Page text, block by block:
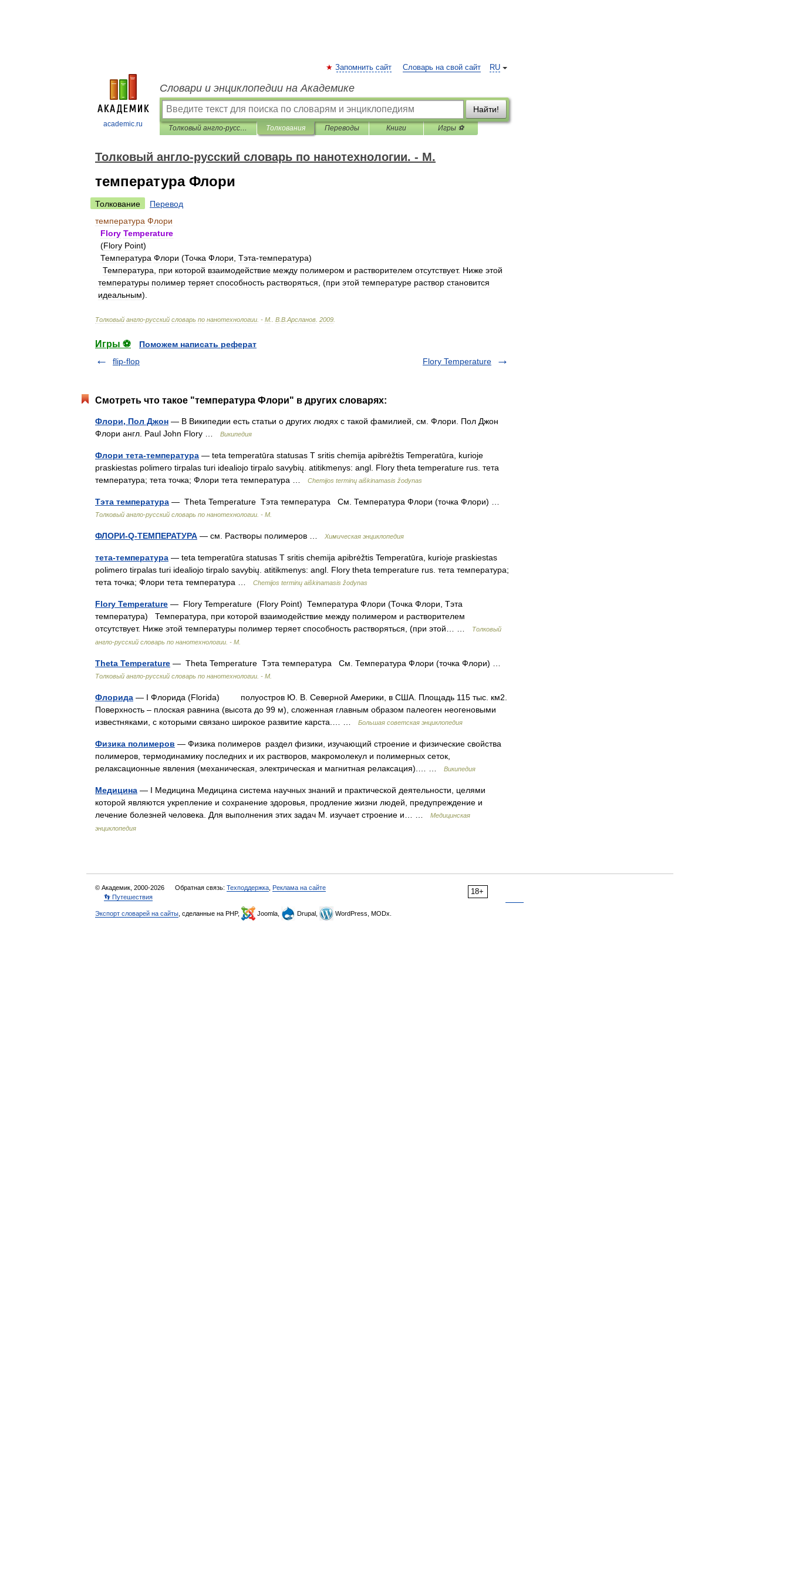
academic.ru
RU
Запомнить сайт Словарь на свой сайт
Словари и энциклопедии на Академике
Найти!
Толковый англо-русский словарь по нанотехнологии. - М. Толкования Переводы Книги Игры ⚽
Толковый англо-русский словарь по нанотехнологии. - М.
температура Флори
Толкование
Перевод
температура Флори
Flory Temperature
(Flory Point)
Температура Флори (Точка Флори Тэта-температура)
Температура
при которой взаимодействие между полимером и растворителем отсутствует. Ниже этой
температуры полимер теряет способность растворяться , (при этой температуре раствор становится
идеальным).
Толковый англо-русский словарь по нанотехнологии . - М В В Арсланов 2009
Игры ⚽
Поможем написать реферат
flip-flop
Flory Temperature
Смотреть что такое "температура Флори" в других словарях:
Флори, Пол Джон — В Википедии есть статьи о других людях с такой фамилией, см. Флори. Пол Джон
Флори англ. Paul John Flory …
Википедия
Флори тета-температура — teta temperatūra statusas T sritis chemija apibrėžtis Temperatūra, kurioje
praskiestas polimero tirpalas turi idealiojo tirpalo savybių. atitikmenys: angl. Flory theta temperature rus. тета
температура; тета точка; Флори тета температура …
Chemijos terminų aiškinamasis žodynas
Тэта температура — Theta Temperature Тэта температура См. Температура Флори (точка Флори) …
Толковый англо-русский словарь по нанотехнологии. - М.
ФЛОРИ-Q-ТЕМПЕРАТУРА — см. Растворы полимеров … Химическая энциклопедия
тета-температура — teta temperatūra statusas T sritis chemija apibrėžtis Temperatūra, kurioje praskiestas
polimero tirpalas turi idealiojo tirpalo savybių. atitikmenys: angl. Flory theta temperature rus. тета температура;
тета точка; Флори тета температура …
Chemijos terminų aiškinamasis žodynas
Flory Temperature — Flory Temperature (Flory Point) Температура Флори (Точка Флори, Тэта
температура) Температура, при которой взаимодействие между полимером и растворителем
отсутствует. Ниже этой температуры полимер теряет способность растворяться, (при этой… …
Толковый
англо-русский словарь по нанотехнологии. - М.
Theta Temperature — Theta Temperature Тэта температура См. Температура Флори (точка Флори) …
Толковый англо-русский словарь по нанотехнологии. - М.
Флорида — I Флорида (Florida) полуостров Ю. В. Северной Америки, в США. Площадь 115 тыс. км2.
Поверхность – плоская равнина (высота до 99 м), сложенная главным образом палеоген неогеновыми
известняками, с которыми связано широкое развитие карста.… …
Большая советская энциклопедия
Физика полимеров — Физика полимеров раздел физики, изучающий строение и физические свойства
полимеров, термодинамику последних и их растворов, макромолекул и полимерных сеток,
релаксационные явления (механическая, электрическая и магнитная релаксация).… …
Википедия
Медицина — I Медицина Медицина система научных знаний и практической деятельности, целями
которой являются укрепление и сохранение здоровья, продление жизни людей, предупреждение и
лечение болезней человека. Для выполнения этих задач М. изучает строение и… …
Медицинская
энциклопедия
18+
© Академик, 2000-2026 Обратная связь: Техподдержка Реклама на сайте
👣 Путешествия
Экспорт словарей на сайты , сделанные на PHP, Joomla, Drupal, WordPress, MODx.